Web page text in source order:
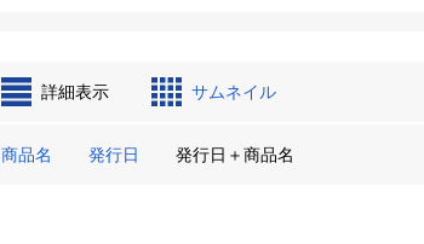
詳細表示 サムネイル
商品名 発行日 発行日＋商品名